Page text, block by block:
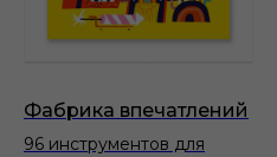
Фабрика впечатлений
96 инструментов для